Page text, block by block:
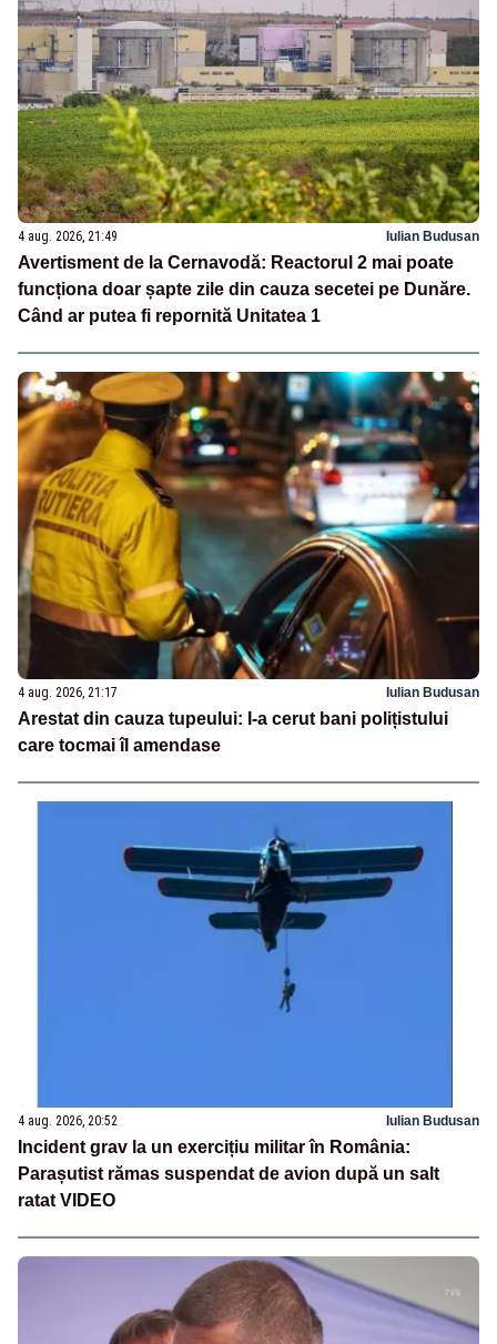
4 aug. 2026, 21:49 Iulian Budusan
Avertisment de la Cernavodă: Reactorul 2 mai poate
funcționa doar șapte zile din cauza secetei pe Dunăre.
Când ar putea fi repornită Unitatea 1
4 aug. 2026, 21:17 Iulian Budusan
Arestat din cauza tupeului: I-a cerut bani polițistului
care tocmai îl amendase
4 aug. 2026, 20:52 Iulian Budusan
Incident grav la un exercițiu militar în România:
Parașutist rămas suspendat de avion după un salt
ratat VIDEO